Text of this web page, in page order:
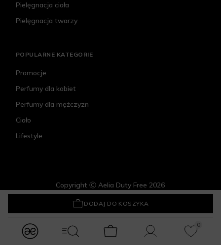
modules.Navbar.menuLabels.logo
modules.Navbar.menuLabels.menuWithSearch
Koszyk Konto
0
Ulubione
DODAJ DO KOSZYKA
Crystallove Płytka do masażu twarzy Gua Sha z Ametystu
Pielęgnacja ciała
Pielęgnacja twarzy
POPULARNE KATEGORIE
Promocje
Perfumy dla kobiet
Perfumy dla mężczyzn
Ciało
Lifestyle
Copyright Ⓒ Aelia Duty Free 2026